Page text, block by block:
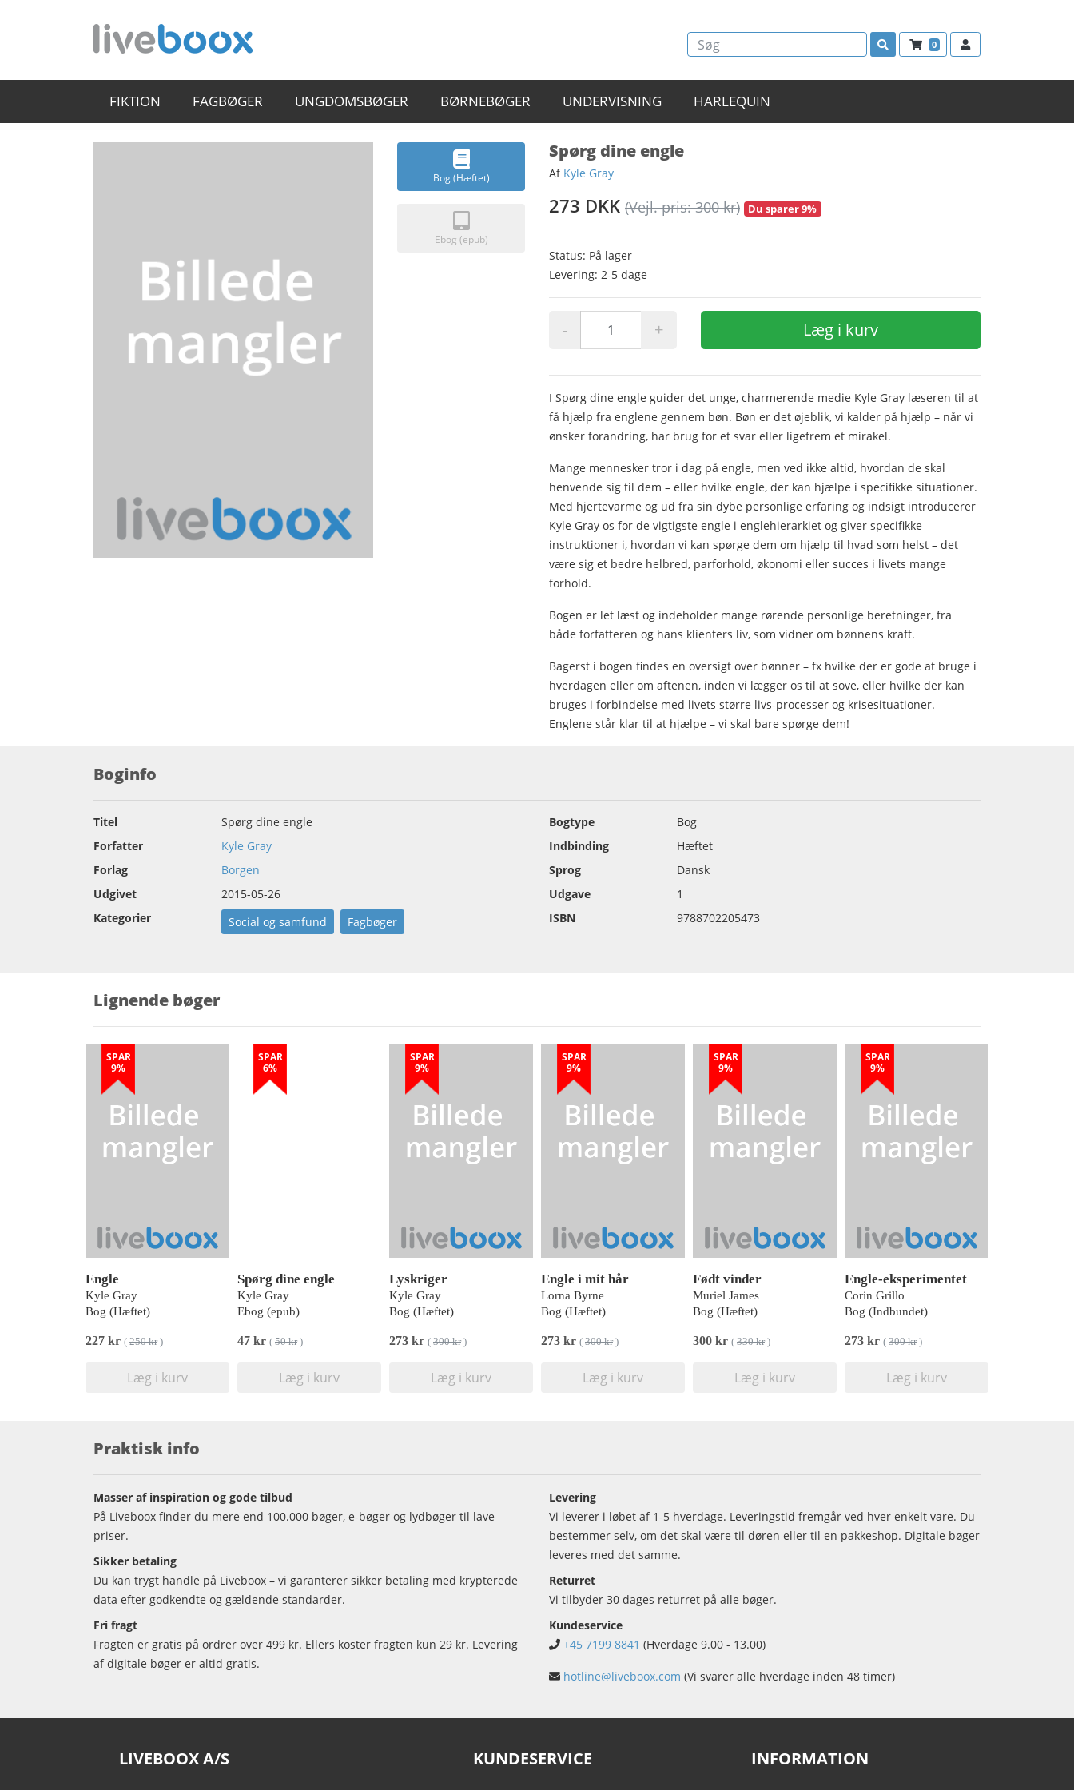
0
FIKTION FAGBØGER UNGDOMSBØGER BØRNEBØGER UNDERVISNING HARLEQUIN
Bog (Hæftet)
Ebog (epub)
Spørg dine engle
Af Kyle Gray
273 DKK (Vejl. pris: 300 kr) Du sparer 9%
Status: På lager
Levering: 2-5 dage
- + Læg i kurv
I Spørg dine engle guider det unge, charmerende medie Kyle Gray læseren til at
få hjælp fra englene gennem bøn. Bøn er det øjeblik, vi kalder på hjælp – når vi
ønsker forandring, har brug for et svar eller ligefrem et mirakel.
Mange mennesker tror i dag på engle, men ved ikke altid, hvordan de skal
henvende sig til dem – eller hvilke engle, der kan hjælpe i specifikke situationer.
Med hjertevarme og ud fra sin dybe personlige erfaring og indsigt introducerer
Kyle Gray os for de vigtigste engle i englehierarkiet og giver specifikke
instruktioner i, hvordan vi kan spørge dem om hjælp til hvad som helst – det
være sig et bedre helbred, parforhold, økonomi eller succes i livets mange
forhold.
Bogen er let læst og indeholder mange rørende personlige beretninger, fra
både forfatteren og hans klienters liv, som vidner om bønnens kraft.
Bagerst i bogen findes en oversigt over bønner – fx hvilke der er gode at bruge i
hverdagen eller om aftenen, inden vi lægger os til at sove, eller hvilke der kan
bruges i forbindelse med livets større livs-processer og krisesituationer.
Englene står klar til at hjælpe – vi skal bare spørge dem!
Boginfo
Titel
Spørg dine engle
Forfatter
Kyle Gray
Forlag
Borgen
Udgivet
2015-05-26
Kategorier
Social og samfund Fagbøger
Bogtype
Bog
Indbinding
Hæftet
Sprog
Dansk
Udgave
1
ISBN
9788702205473
Lignende bøger
SPAR
9%
Engle
Kyle Gray
Bog (Hæftet)
227 kr ( 250 kr)
Læg i kurv
SPAR
6%
Spørg dine engle
Kyle Gray
Ebog (epub)
47 kr ( 50 kr)
Læg i kurv
SPAR
9%
Lyskriger
Kyle Gray
Bog (Hæftet)
273 kr ( 300 kr)
Læg i kurv
SPAR
9%
Engle i mit hår
Lorna Byrne
Bog (Hæftet)
273 kr ( 300 kr)
Læg i kurv
SPAR
9%
Født vinder
Muriel James
Bog (Hæftet)
300 kr ( 330 kr)
Læg i kurv
SPAR
9%
Engle-eksperimentet
Corin Grillo
Bog (Indbundet)
273 kr ( 300 kr)
Læg i kurv
Praktisk info
Masser af inspiration og gode tilbud
På Liveboox finder du mere end 100.000 bøger, e-bøger og lydbøger til lave
priser.
Sikker betaling
Du kan trygt handle på Liveboox – vi garanterer sikker betaling med krypterede
data efter godkendte og gældende standarder.
Fri fragt
Fragten er gratis på ordrer over 499 kr. Ellers koster fragten kun 29 kr. Levering
af digitale bøger er altid gratis.
Levering
Vi leverer i løbet af 1-5 hverdage. Leveringstid fremgår ved hver enkelt vare. Du
bestemmer selv, om det skal være til døren eller til en pakkeshop. Digitale bøger
leveres med det samme.
Returret
Vi tilbyder 30 dages returret på alle bøger.
Kundeservice
+45 7199 8841 (Hverdage 9.00 - 13.00)
hotline@liveboox.com (Vi svarer alle hverdage inden 48 timer)
LIVEBOOX A/S KUNDESERVICE INFORMATION